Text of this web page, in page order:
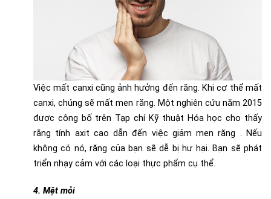
Việc mất canxi cũng ảnh hưởng đến răng. Khi cơ thể mất
canxi, chúng sẽ mất men răng. Một nghiên cứu năm 2015
được công bố trên Tạp chí Kỹ thuật Hóa học cho thấy
rằng tính axit cao dẫn đến việc giảm men răng . Nếu
không có nó, răng của bạn sẽ dễ bị hư hại. Bạn sẽ phát
triển nhạy cảm với các loại thực phẩm cụ thể.
4. Mệt mỏi